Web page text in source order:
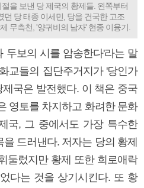
을 보낸 당 제국의 황제들. 왼쪽부터
당 태종 이세민, 당을 건국한 고조
무측천, '양귀비의 남자' 현종 이융기.
두보의 시를 암송한다'라는 말
교들의 집단주거지가 '당인가
국은 발전했다. 이 책은 중국
영토를 차지하고 화려한 문화
국, 그 중에서도 가장 특수한
드러낸다. 저자는 당의 황제
둘렀지만 황제 또한 희로애락
다는 것을 상기시킨다. 또 황